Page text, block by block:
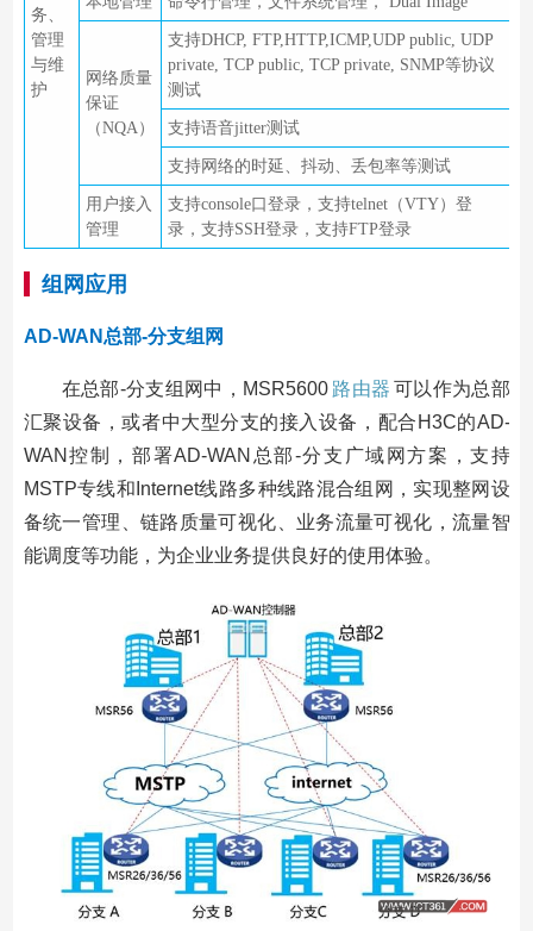
务、
管理
与维
护
网络质量
保证
（NQA）
支持DHCP, FTP,HTTP,ICMP,UDP public, UDP
private, TCP public, TCP private, SNMP等协议
测试
支持语音jitter测试
支持网络的时延、抖动、丢包率等测试
用户接入
管理
支持console口登录，支持telnet（VTY）登
录，支持SSH登录，支持FTP登录
组网应用
AD-WAN总部-分支组网
在总部-分支组网中，MSR5600 路由器 可以作为总部
汇聚设备，或者中大型分支的接入设备，配合H3C的AD-
WAN控制，部署AD-WAN总部-分支广域网方案，支持
MSTP专线和Internet线路多种线路混合组网，实现整网设
备统一管理、链路质量可视化、业务流量可视化，流量智
能调度等功能，为企业业务提供良好的使用体验。